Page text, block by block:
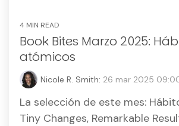
4 MIN READ
Book Bites Marzo 2025:
atómicos
Nicole R. Smith: 26 mar 2025
La selección de este mes:
Tiny Changes, Remarkable